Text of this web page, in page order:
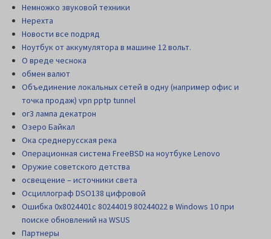
Немножко звуковой техники
Нерехта
Новости все подряд
Ноутбук от аккумулятора в машине 12 вольт.
О вреде чеснока
обмен валют
Объединение локальных сетей в одну (например офис и
точка продаж) vpn pptp tunnel
ог3 лампа декатрон
Озеро Байкал
Ока среднерусская река
Операционная система FreeBSD на ноутбуке Lenovo
Оружие советского детства
освещение – источники света
Осциллограф DSO138 цифровой
Ошибка 0x8024401c 80244019 80244022 в Windows 10 при
поиске обновлений на WSUS
Партнеры